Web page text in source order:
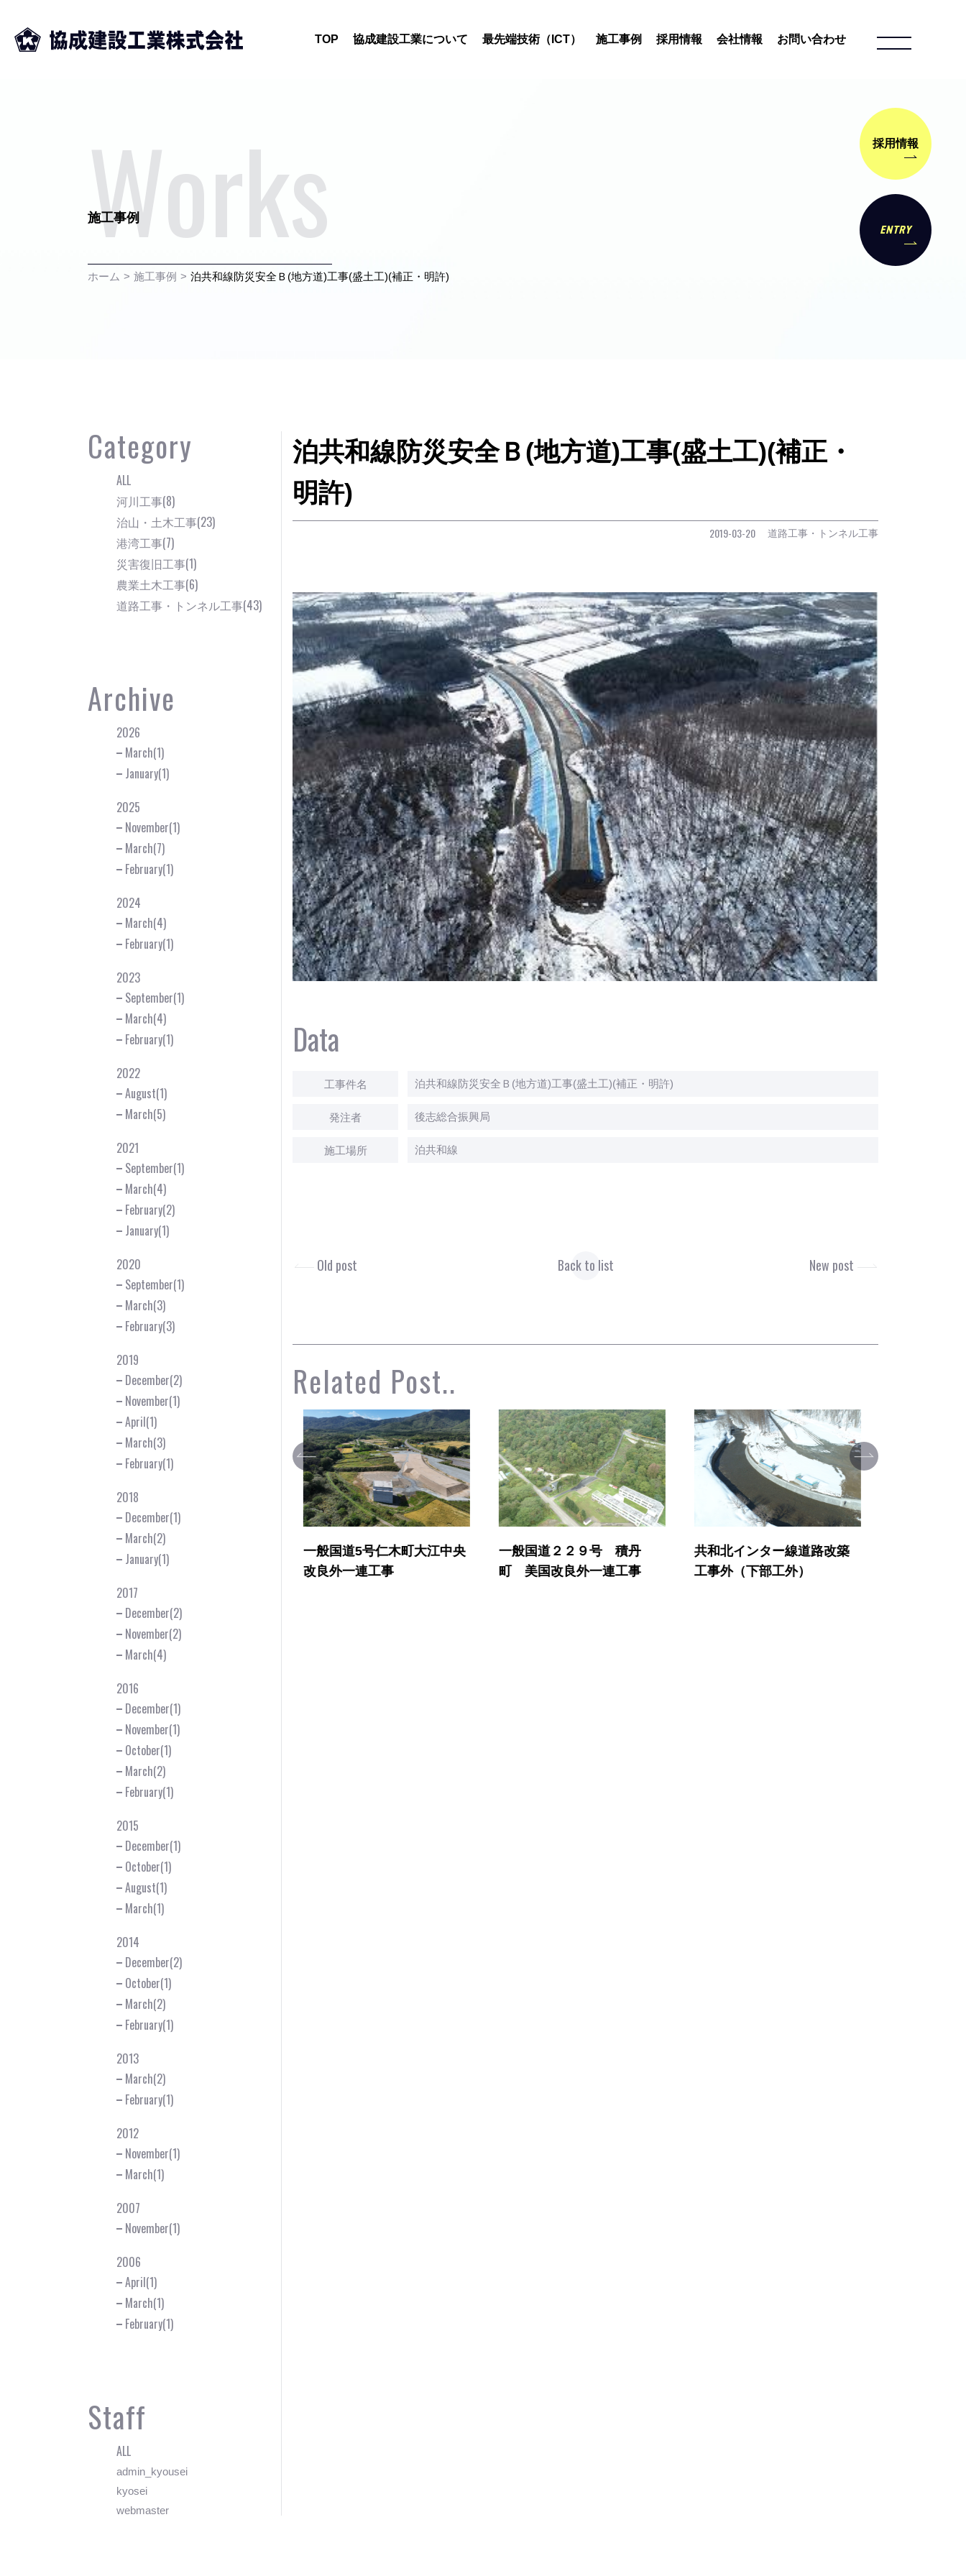
採用情報
ENTRY
TOP 協成建設工業について 最先端技術（ICT） 施工事例 採用情報 会社情報 お問い合わせ
Works
施工事例
ホーム 施工事例 泊共和線防災安全Ｂ(地方道)工事(盛土工)(補正・明許)
泊共和線防災安全Ｂ(地方道)工事(盛土工)(補正・
明許)
2019-03-20 道路工事・トンネル工事
Data
工事件名 泊共和線防災安全Ｂ(地方道)工事(盛土工)(補正・明許)
発注者 後志総合振興局
施工場所 泊共和線
Old post Back to list New post
Related Post..
一般国道5号仁木町大江中央
一般国道２２９号 積丹
町 美国改良外一連工事
共和北インター線道路改築
工事外（下部工外）
一般国道５号 余市町 モンガ
ク改良工事
Category
ALL
河川工事(8)
治山・土木工事(23)
港湾工事(7)
災害復旧工事(1)
農業土木工事(6)
道路工事・トンネル工事(43)
Archive
2026
March(1)
January(1)
2025
November(1)
March(7)
February(1)
2024
March(4)
February(1)
2023
September(1)
March(4)
February(1)
2022
August(1)
March(5)
2021
September(1)
March(4)
February(2)
January(1)
2020
September(1)
March(3)
February(3)
2019
December(2)
November(1)
April(1)
March(3)
February(1)
2018
December(1)
March(2)
January(1)
2017
December(2)
November(2)
March(4)
2016
December(1)
November(1)
October(1)
March(2)
February(1)
2015
December(1)
October(1)
August(1)
March(1)
2014
December(2)
October(1)
March(2)
February(1)
2013
March(2)
February(1)
2012
November(1)
March(1)
2007
November(1)
2006
April(1)
March(1)
February(1)
Staff
ALL
admin_kyousei
kyosei
webmaster